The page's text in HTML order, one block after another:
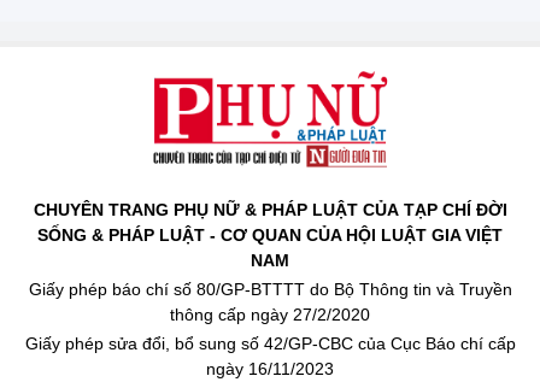
CHUYÊN TRANG PHỤ NỮ & PHÁP LUẬT CỦA TẠP CHÍ ĐỜI
SỐNG & PHÁP LUẬT - CƠ QUAN CỦA HỘI LUẬT GIA VIỆT
NAM
Giấy phép báo chí số 80/GP-BTTTT do Bộ Thông tin và Truyền
thông cấp ngày 27/2/2020
Giấy phép sửa đổi, bổ sung số 42/GP-CBC của Cục Báo chí cấp
ngày 16/11/2023